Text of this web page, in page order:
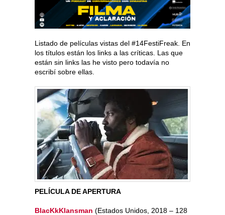
Listado de películas vistas del #14FestiFreak. En
los títulos están los links a las críticas. Las que
están sin links las he visto pero todavía no
escribí sobre ellas.
PELÍCULA DE APERTURA
BlacKkKlansman ​ (Estados Unidos, 2018 – 128